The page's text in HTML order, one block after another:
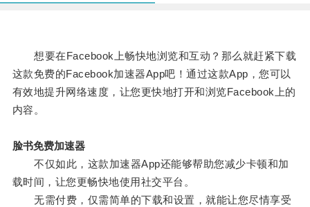
想要在Facebook上畅快地浏览和互动？那么就赶紧下载
这款免费的Facebook加速器App吧！通过这款App，您可以
有效地提升网络速度，让您更快地打开和浏览Facebook上的
内容。
脸书免费加速器
不仅如此，这款加速器App还能够帮助您减少卡顿和加
载时间，让您更畅快地使用社交平台。
无需付费，仅需简单的下载和设置，就能让您尽情享受